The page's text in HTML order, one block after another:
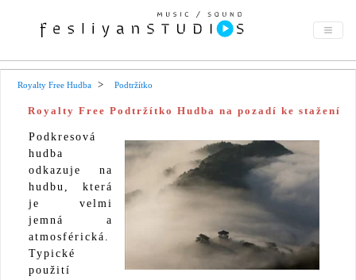
Royalty Free Hudba Podtržítko
Royalty Free Podtržítko Hudba na pozadí ke stažení
Podkresová
hudba
odkazuje na
hudbu, která
je velmi
jemná a
atmosférická.
Typické
použití